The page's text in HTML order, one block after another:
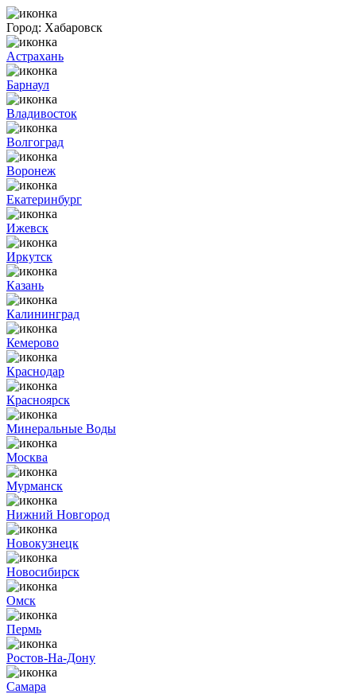
Город: Хабаровск
Астрахань
Барнаул
Владивосток
Волгоград
Воронеж
Екатеринбург
Ижевск
Иркутск
Казань
Калининград
Кемерово
Краснодар
Красноярск
Минеральные Воды
Москва
Мурманск
Нижний Новгород
Новокузнецк
Новосибирск
Омск
Пермь
Ростов-На-Дону
Самара